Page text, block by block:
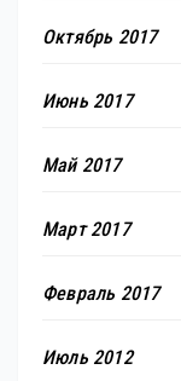
Октябрь 2017
Июнь 2017
Май 2017
Март 2017
Февраль 2017
Июль 2012